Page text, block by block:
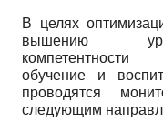
В целях
вышению
компетентности
обучение и
проводятся
следующим